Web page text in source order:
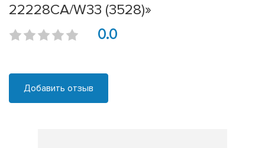
22228CA/W33 (3528)»
0.0
Добавить отзыв